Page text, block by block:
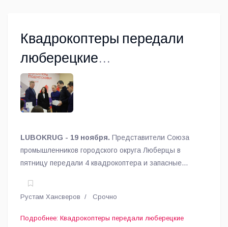
Квадрокоптеры передали
люберецкие
предприниматели
участникам СВО
LUBOKRUG - 19 ноября. Представители Союза
промышленников городского округа Люберцы в
пятницу передали 4 квадрокоптера и запасные
глава муниципалитета Владимир Волков.
Рустам Хансверов Срочно
Подробнее: Квадрокоптеры передали люберецкие